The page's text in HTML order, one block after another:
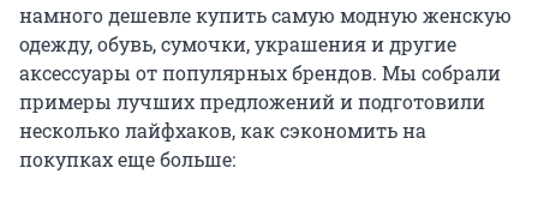
намного дешевле купить самую модную женскую
одежду, обувь, сумочки, украшения и другие
аксессуары от популярных брендов. Мы собрали
примеры лучших предложений и подготовили
несколько лайфхаков, как сэкономить на
покупках еще больше: